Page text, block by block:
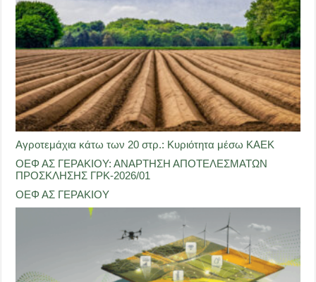
Αγροτεμάχια κάτω των 20 στρ.: Κυριότητα μέσω ΚΑΕΚ
ΟΕΦ ΑΣ ΓΕΡΑΚΙΟΥ: ΑΝΑΡΤΗΣΗ ΑΠΟΤΕΛΕΣΜΑΤΩΝ
ΠΡΟΣΚΛΗΣΗΣ ΓΡΚ-2026/01
ΟΕΦ ΑΣ ΓΕΡΑΚΙΟΥ